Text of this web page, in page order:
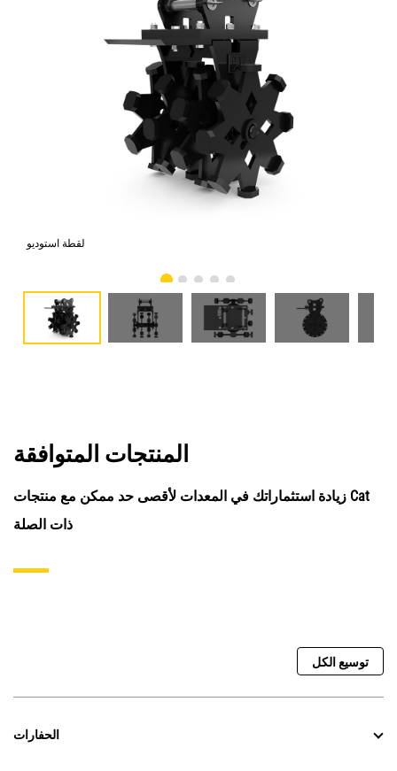
لقطة استوديو
المنتجات المتوافقة
زيادة استثماراتك في المعدات لأقصى حد ممكن مع منتجات Cat
ذات الصلة
توسيع الكل
الحفارات